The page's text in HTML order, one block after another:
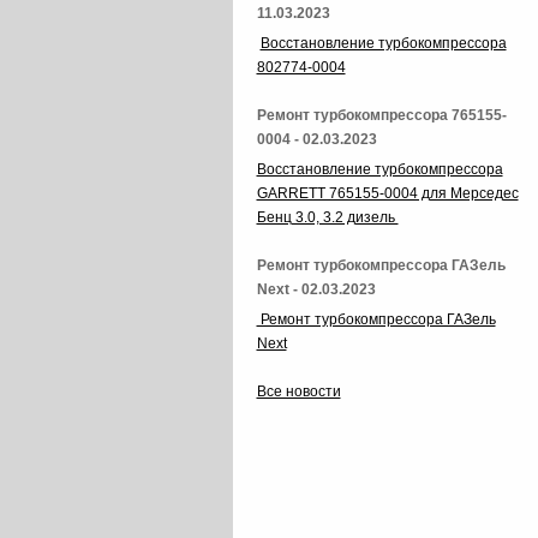
11.03.2023
Восстановление турбокомпрессора
802774-0004
Ремонт турбокомпрессора 765155-
0004 - 02.03.2023
Восстановление турбокомпрессора
GARRETT 765155-0004 для Мерседес
Бенц 3.0, 3.2 дизель
Ремонт турбокомпрессора ГАЗель
Next - 02.03.2023
Ремонт турбокомпрессора ГАЗель
Next
Все новости